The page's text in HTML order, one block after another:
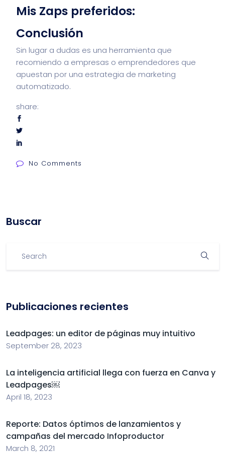
Mis Zaps preferidos:
Conclusión
Sin lugar a dudas es una herramienta que
recomiendo a empresas o emprendedores que
apuestan por una estrategia de marketing
automatizado.
share:
No Comments
Buscar
Publicaciones recientes
Leadpages: un editor de páginas muy intuitivo
September 28, 2023
La inteligencia artificial llega con fuerza en Canva y
Leadpages￼
April 18, 2023
Reporte: Datos óptimos de lanzamientos y
campañas del mercado Infoproductor
March 8, 2021